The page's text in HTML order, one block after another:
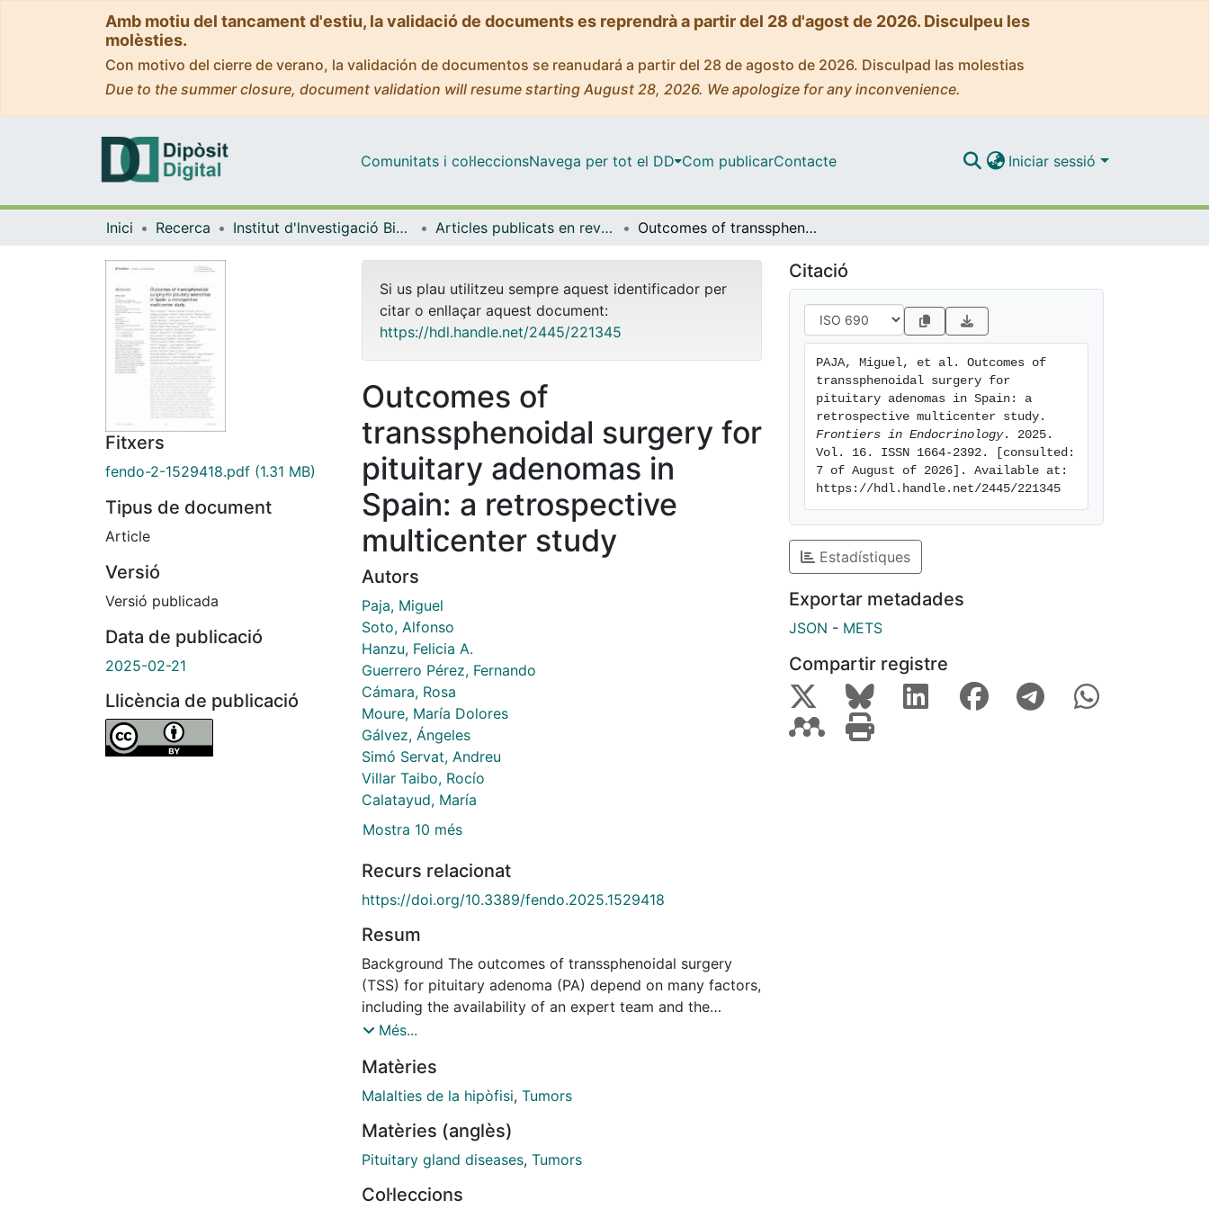
Amb motiu del tancament d'estiu, la validació de documents es reprendrà a partir del 28 d'agost de 2026. Disculpeu les
molèsties.
Con motivo del cierre de verano, la validación de documentos se reanudará a partir del 28 de agosto de 2026. Disculpad las molestias
Due to the summer closure, document validation will resume starting August 28, 2026. We apologize for any inconvenience.
Comunitats i col·leccionsNavega per tot el DD Com publicarContacte Iniciar sessió
Inici Recerca Institut d'lnvestigació Biomèdica de Bellvitge (IDIBELL) Articles publicats en revistes (Institut d'lnvestigació Biomèdica de Bellvitge (IDIBELL)) Outcomes of transsphenoidal surgery for pituitary adenomas in Spain: a retrospective multicenter study
Fitxers
fendo-2-1529418.pdf (1.31 MB)
Tipus de document
Article
Versió
Versió publicada
Data de publicació
2025-02-21
Llicència de publicació
Si us plau utilitzeu sempre aquest identificador per
citar o enllaçar aquest document:
https://hdl.handle.net/2445/221345
Outcomes of
transsphenoidal surgery for
pituitary adenomas in
Spain: a retrospective
multicenter study
Autors
Paja, Miguel
Soto, Alfonso
Hanzu, Felicia A.
Guerrero Pérez, Fernando
Cámara, Rosa
Moure, María Dolores
Gálvez, Ángeles
Simó Servat, Andreu
Villar Taibo, Rocío
Calatayud, María
Mostra 10 més
Recurs relacionat
https://doi.org/10.3389/fendo.2025.1529418
Resum
Background The outcomes of transsphenoidal surgery
(TSS) for pituitary adenoma (PA) depend on many factors,
including the availability of an expert team and the
volume of surgeries performed. Data on the outcomes of
TSS outcomes in Spanish centers to assess the influence
of surgical volume and specialized neurosurgical teams on
nationwide, study of Spanish centers performing TSS
between January 2018 and December 2022. Centers were
with recognized expertise in Spain or those performing
Més...
Matèries
Malalties de la hipòfisi, Tumors
Matèries (anglès)
Pituitary gland diseases, Tumors
Col·leccions
Citació
PAJA, Miguel, et al. Outcomes of
transsphenoidal surgery for
pituitary adenomas in Spain: a
Frontiers in Endocrinology. 2025.
Vol. 16. ISSN 1664-2392. [consulted:
7 of August of 2026]. Available at:
https://hdl.handle.net/2445/221345
Estadístiques
Exportar metadades
JSON - METS
Compartir registre